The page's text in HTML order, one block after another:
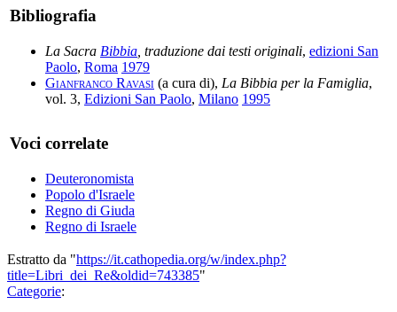
Bibliografia
La Sacra Bibbia , traduzione dai testi originali, edizioni San
Paolo, Roma 1979
Gianfranco Ravasi (a cura di), La Bibbia per la Famiglia,
vol. 3, Edizioni San Paolo, Milano 1995
Voci correlate
Deuteronomista
Popolo d'Israele
Regno di Giuda
Regno di Israele
Estratto da "https://it.cathopedia.org/w/index.php?
title=Libri_dei_Re&oldid=743385"
Categorie: